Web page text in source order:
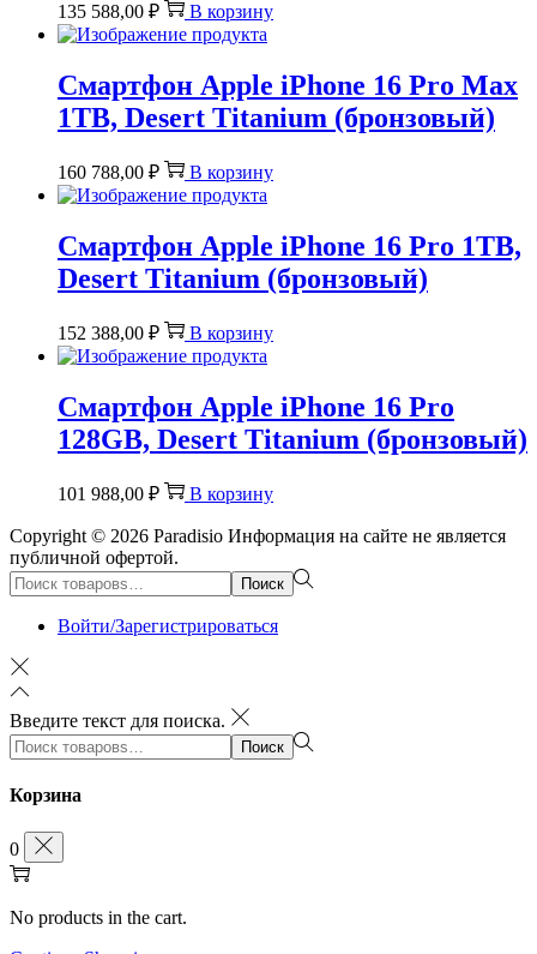
135 588,00 ₽ В корзину
Смартфон Apple iPhone 16 Pro Max
1TB, Desert Titanium (бронзовый)
160 788,00 ₽ В корзину
Смартфон Apple iPhone 16 Pro 1TB,
Desert Titanium (бронзовый)
152 388,00 ₽ В корзину
Смартфон Apple iPhone 16 Pro
128GB, Desert Titanium (бронзовый)
101 988,00 ₽ В корзину
Copyright © 2026 Paradisio Информация на сайте не является
публичной офертой.
Поиск:>
Поиск
Войти/Зарегистрироваться
Введите текст для поиска.
Поиск:>
Поиск
Корзина
0
No products in the cart.